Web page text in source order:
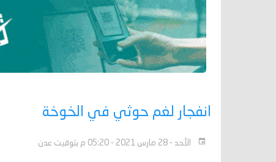
انفجار لغم حوثي في الخوخة
الأحد - 28 مارس 2021 - 05:20 م بتوقيت عدن